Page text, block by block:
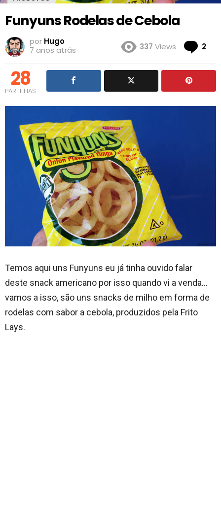
Funyuns Rodelas de Cebola
por Hugo
7 anos atrás
337 Views 2
28
PARTILHAS
Temos aqui uns Funyuns eu já tinha ouvido falar
deste snack americano por isso quando vi a venda…
vamos a isso, são uns snacks de milho em forma de
rodelas com sabor a cebola, produzidos pela Frito
Lays.